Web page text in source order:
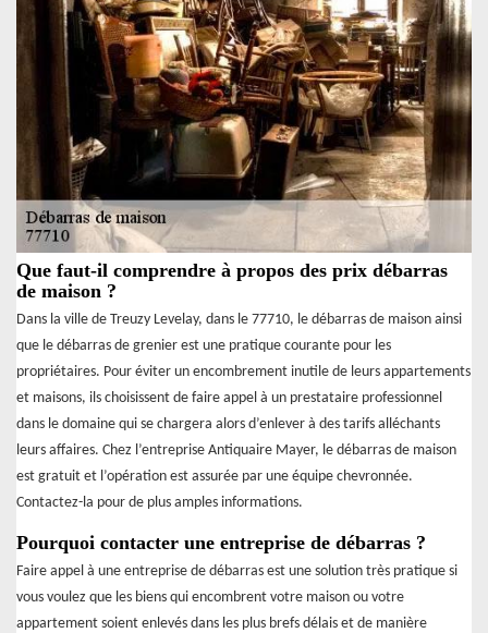
Que faut-il comprendre à propos des prix débarras
de maison ?
Dans la ville de Treuzy Levelay, dans le 77710, le débarras de maison ainsi
que le débarras de grenier est une pratique courante pour les
propriétaires. Pour éviter un encombrement inutile de leurs appartements
et maisons, ils choisissent de faire appel à un prestataire professionnel
dans le domaine qui se chargera alors d’enlever à des tarifs alléchants
leurs affaires. Chez l’entreprise Antiquaire Mayer, le débarras de maison
est gratuit et l’opération est assurée par une équipe chevronnée.
Contactez-la pour de plus amples informations.
Pourquoi contacter une entreprise de débarras ?
Faire appel à une entreprise de débarras est une solution très pratique si
vous voulez que les biens qui encombrent votre maison ou votre
appartement soient enlevés dans les plus brefs délais et de manière